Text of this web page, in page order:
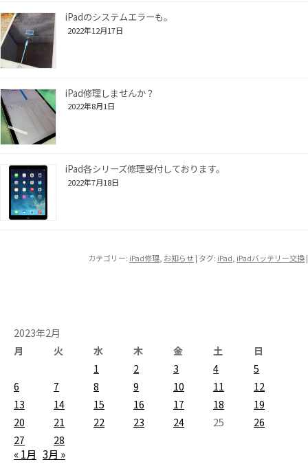
iPadのシステムエラーも。
2022年12月17日
iPad修理しませんか？
2022年8月1日
iPad各シリーズ修理受付しております。
2022年7月18日
カテゴリー: iPad修理 お知らせ | タグ: iPad iPadバッテリー交換|
2023年2月
月
火 水 木 金 土
日
1
2 3 4
5
6
7 8 9 10 11
12
13
14 15 16 17 18
19
20
21 22 23 24 25
26
27
28
« 1月 3月 »